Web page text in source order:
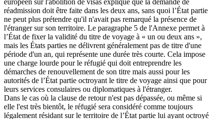
européen sur l'abolition de visas explique que la demande de
réadmission doit être faite dans les deux ans, sans quoi l’État partie
ne peut plus prétendre qu'il n'avait pas remarqué la présence de
l'étranger sur son territoire. Le paragraphe 5 de l'Annexe permet à
l’État de fixer la validité du titre de voyage à « un ou deux ans »,
mais les États parties ne délivrent généralement pas de titre d'une
période d'un an, qui représente une durée très courte. Cela impose
une charge lourde pour le réfugié qui doit entreprendre les
démarches de renouvellement de son titre mais aussi pour les
autorités de l’État partie octroyant le titre de voyage ainsi que pour
leurs services consulaires ou diplomatiques à l'étranger.
Dans le cas où la clause de retour n'est pas dépassée, ou même si
elle l'est très bientôt, le réfugié sera considéré comme toujours
légalement résidant sur le territoire de l’État partie lui ayant octroyé